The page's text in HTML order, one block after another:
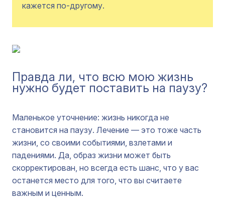
кажется по-другому.
Правда ли, что всю мою жизнь
нужно будет поставить на паузу?
Маленькое уточнение: жизнь никогда не
становится на паузу. Лечение — это тоже часть
жизни, со своими событиями, взлетами и
падениями. Да, образ жизни может быть
скорректирован, но всегда есть шанс, что у вас
останется место для того, что вы считаете
важным и ценным.